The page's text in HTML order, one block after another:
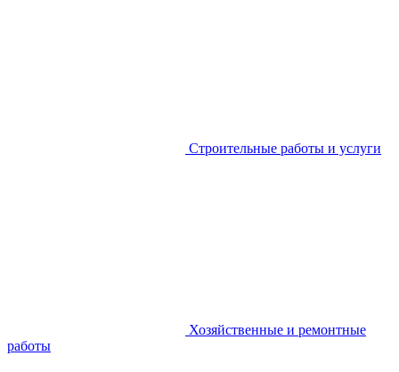
Строительные работы и услуги
Хозяйственные и ремонтные
работы